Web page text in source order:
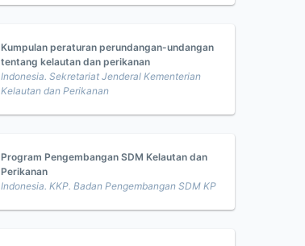
Kumpulan peraturan perundangan-undangan
tentang kelautan dan perikanan
Indonesia. Sekretariat Jenderal Kementerian
Kelautan dan Perikanan
Program Pengembangan SDM Kelautan dan
Perikanan
Indonesia. KKP. Badan Pengembangan SDM KP